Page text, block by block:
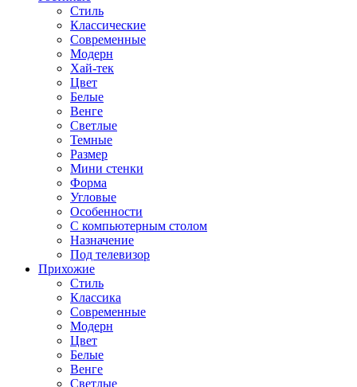
Стиль
Классические
Современные
Модерн
Хай-тек
Цвет
Белые
Венге
Светлые
Темные
Размер
Мини стенки
Форма
Угловые
Особенности
С компьютерным столом
Назначение
Под телевизор
Прихожие
Стиль
Классика
Современные
Модерн
Цвет
Белые
Венге
Светлые